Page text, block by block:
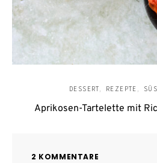
DESSERT REZEPTE
Aprikosen-Tartelette mit
2 KOMMENTARE